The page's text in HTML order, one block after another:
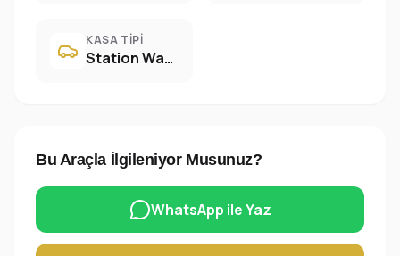
KASA TIPI
Station Wagon
Bu Araçla İlgileniyor Musunuz?
WhatsApp ile Yaz